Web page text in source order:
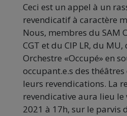
Ceci est un appel à un
revendicatif à caractère
Nous, membres du SAM
CGT et du CIP LR, du
Orchestre «Occupé» en
occupant.e.s des
leurs revendications. La
revendicative aura lieu
2021 à 17h, sur le parvis